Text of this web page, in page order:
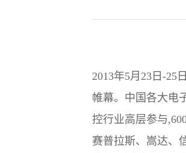
2013年5月23日-25
帷幕。中国各大电
控行业高层参与
赛普拉斯、嵩达、